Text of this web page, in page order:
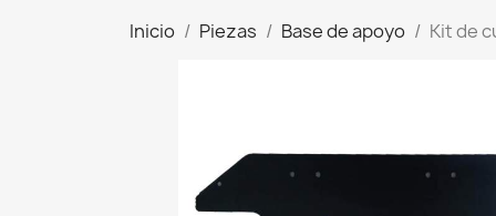
Inicio Piezas Base de apoyo Kit de